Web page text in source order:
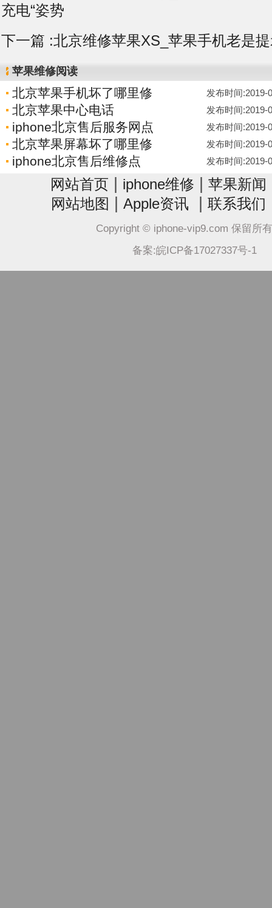
充电“姿势
下一篇 :北京维修苹果XS_苹果手机老是提
苹果维修阅读
北京苹果手机坏了哪里修 发布时间:2019-
北京苹果中心电话 发布时间:2019-
iphone北京售后服务网点 发布时间:2019-
北京苹果屏幕坏了哪里修 发布时间:2019-
iphone北京售后维修点 发布时间:2019-
网站首页 iphone维修 苹果新闻
网站地图 Apple资讯 联系我们
Copyright © iphone-vip9.com 保留所
备案:皖ICP备17027337号-1